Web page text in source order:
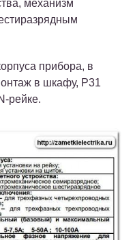
механизм
прибора, в
в шкафу, Р31
рейке.